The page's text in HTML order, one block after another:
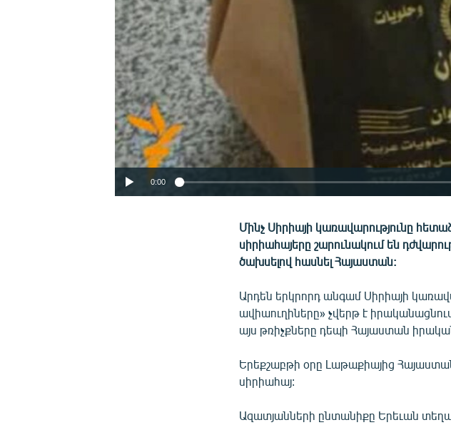
ՁԳՏԵԼՈՎ ԼԱՎԱԳՈՒՅՆԻՆ
0:00
Մինչ Սիրիայի կառավարությունը
սիրիահայերը շարունակում են
ծախսելով հասնել Հայաստան:
Արդեն երկրորդ անգամ Սիրիայի
ավիաուղիները» չվերթ է
այս թռիչքները դեպի Հայաստան
Երեքշաբթի օրը Լաթաքիայից
սիրիահայ:
Ազատյանների ընտանիքը Երեւան